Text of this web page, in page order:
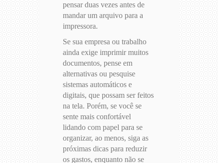
pensar duas vezes antes de
mandar um arquivo para a
impressora.
Se sua empresa ou trabalho
ainda exige imprimir muitos
documentos, pense em
alternativas ou pesquise
sistemas automáticos e
digitais, que possam ser feitos
na tela. Porém, se você se
sente mais confortável
lidando com papel para se
organizar, ao menos, siga as
próximas dicas para reduzir
os gastos, enquanto não se